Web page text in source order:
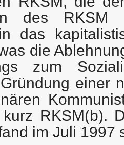
des RKSM
das
die
zum
einer
RKSM(b).
im Juli 1997